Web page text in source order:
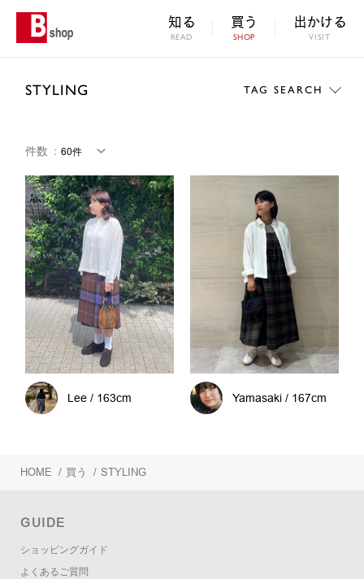
知る
READ
買う
SHOP
出かける
VISIT
STYLING TAG SEARCH
件数 ：
Lee / 163cm Yamasaki / 167cm
HOME / 買う / STYLING
GUIDE
ショッピングガイド
よくあるご質問